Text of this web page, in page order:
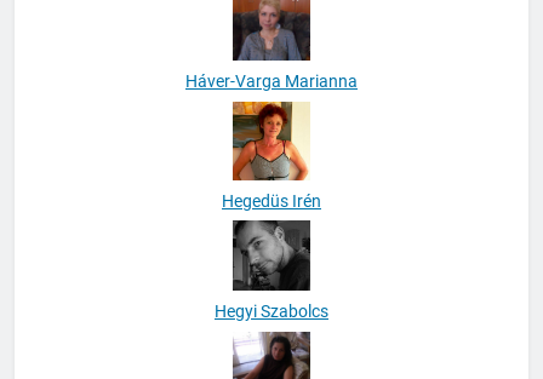
Háver-Varga Marianna
Hegedüs Irén
Hegyi Szabolcs